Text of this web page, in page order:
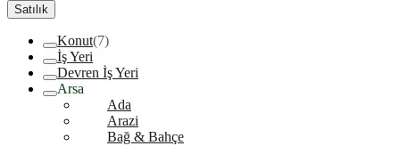
Satılık
Konut(7)
İş Yeri
Devren İş Yeri
Arsa
Ada
Arazi
Bağ & Bahçe